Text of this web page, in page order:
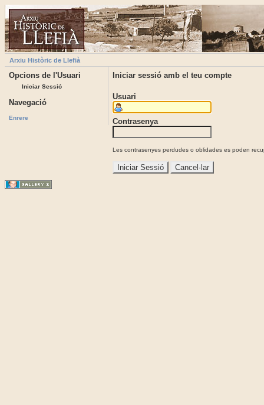
Arxiu Històric de Llefià
Opcions de l'Usuari
Iniciar Sessió
Navegació
Enrere
Iniciar sessió amb el teu compte
Usuari
Contrasenya
Les contrasenyes perdudes o oblidades es poden